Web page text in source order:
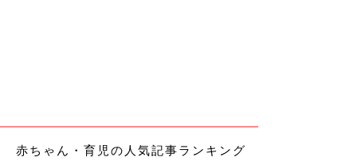
赤ちゃん・育児の人気記事ランキング